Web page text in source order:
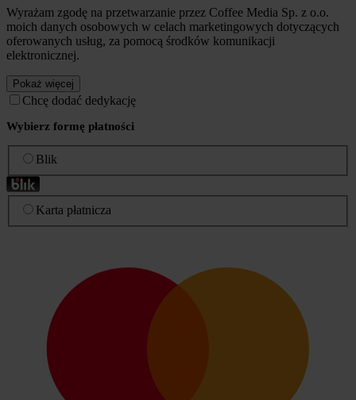
Wyrażam zgodę na przetwarzanie przez Coffee Media Sp. z o.o.
moich danych osobowych w celach marketingowych dotyczących
oferowanych usług, za pomocą środków komunikacji
elektronicznej.
Pokaż więcej
Chcę dodać dedykację
Wybierz formę płatności
Blik
Karta płatnicza